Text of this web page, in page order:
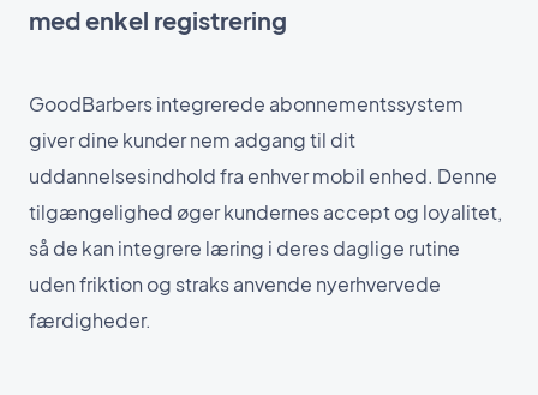
med enkel registrering
GoodBarbers integrerede abonnementssystem
giver dine kunder nem adgang til dit
uddannelsesindhold fra enhver mobil enhed. Denne
tilgængelighed øger kundernes accept og loyalitet,
så de kan integrere læring i deres daglige rutine
uden friktion og straks anvende nyerhvervede
færdigheder.